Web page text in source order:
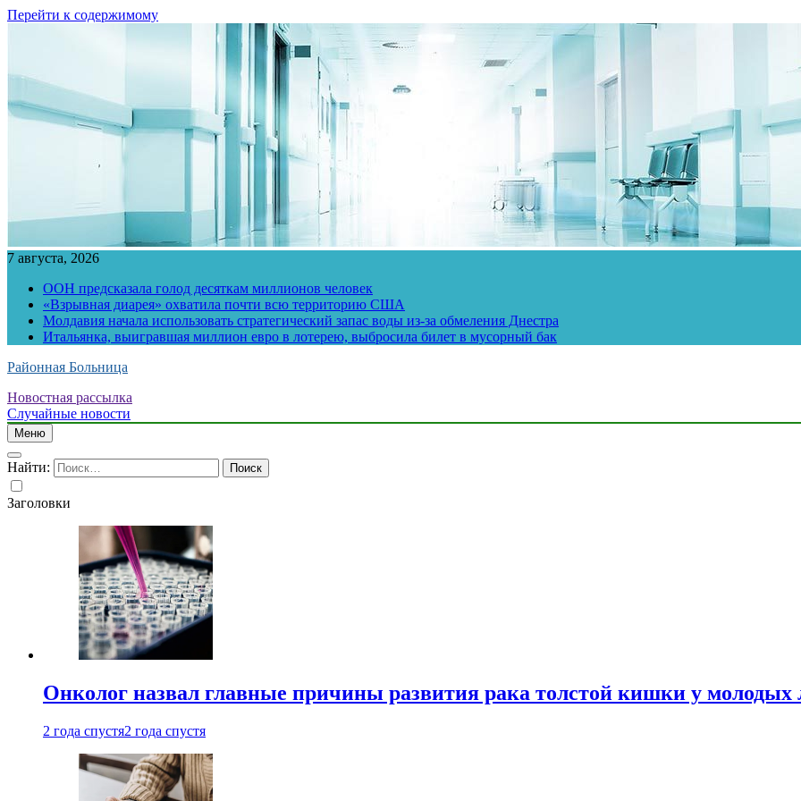
Перейти к содержимому
7 августа, 2026
ООН предсказала голод десяткам миллионов человек
«Взрывная диарея» охватила почти всю территорию США
Молдавия начала использовать стратегический запас воды из-за обмеления Днестра
Итальянка, выигравшая миллион евро в лотерею, выбросила билет в мусорный бак
Районная Больница
Новостная рассылка
Случайные новости
Меню
Найти:
Заголовки
Онколог назвал главные причины развития рака толстой кишки у молодых
2 года спустя2 года спустя